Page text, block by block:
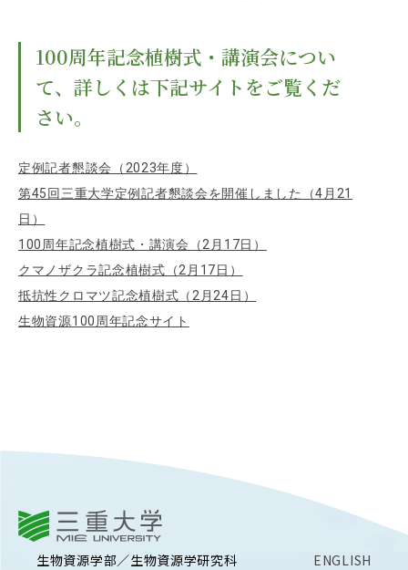
サイトマップ
お問い合わせ
キャンパスマップ
保護者の方へ
ANPIC
ANPIC安否情報システム
100周年記念植樹式・講演会につい
て、詳しくは下記サイトをご覧くだ
さい。
定例記者懇談会（2023年度）
第45回三重大学定例記者懇談会を開催しました（4月21
日）
100周年記念植樹式・講演会（2月17日）
クマノザクラ記念植樹式（2月17日）
抵抗性クロマツ記念植樹式（2月24日）
生物資源100周年記念サイト
生物資源学部／生物資源学研究科 ENGLISH